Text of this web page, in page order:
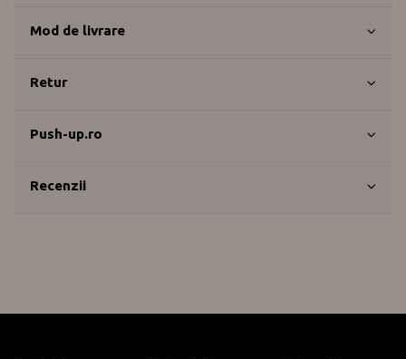
Mod de livrare
Retur
Push-up.ro
Recenzii